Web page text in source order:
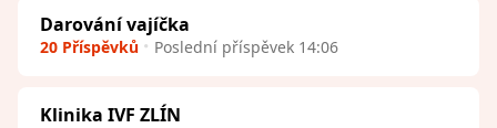
Darování vajíčka
20 Příspěvků Poslední příspěvek 14:06
Klinika IVF ZLÍN